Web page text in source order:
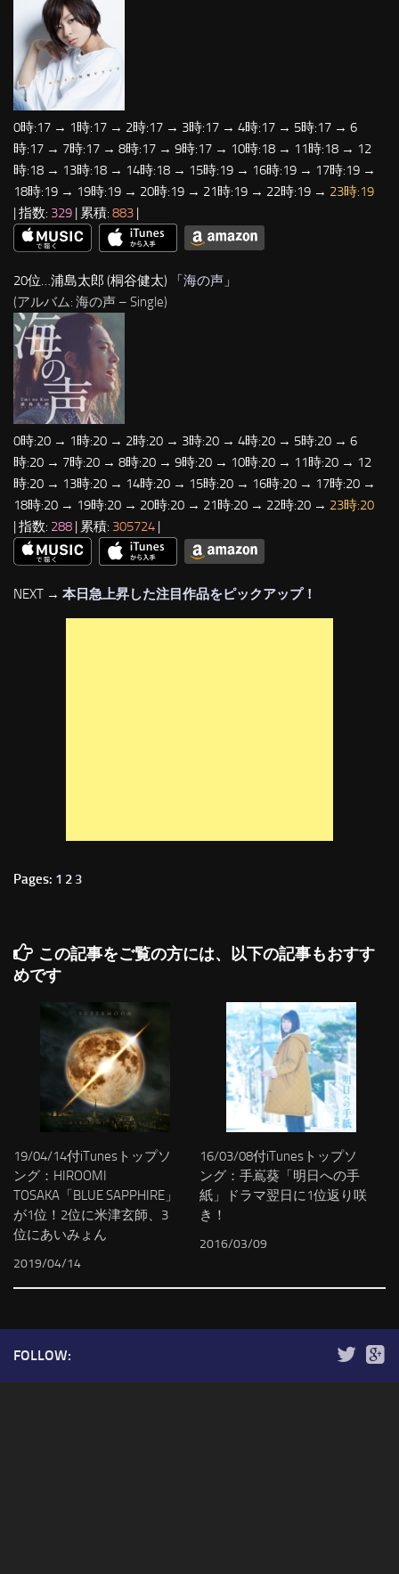
0時:17 → 1時:17 → 2時:17 → 3時:17 → 4時:17 → 5時:17 → 6
時:17 → 7時:17 → 8時:17 → 9時:17 → 10時:18 → 11時:18 → 12
時:18 → 13時:18 → 14時:18 → 15時:19 → 16時:19 → 17時:19 →
18時:19 → 19時:19 → 20時:19 → 21時:19 → 22時:19 → 23時:19
| 指数: 329 | 累積: 883 |
20位…浦島太郎 (桐谷健太) 「海の声 」
(アルバム: 海の声 – Single)
0時:20 → 1時:20 → 2時:20 → 3時:20 → 4時:20 → 5時:20 → 6
時:20 → 7時:20 → 8時:20 → 9時:20 → 10時:20 → 11時:20 → 12
時:20 → 13時:20 → 14時:20 → 15時:20 → 16時:20 → 17時:20 →
18時:20 → 19時:20 → 20時:20 → 21時:20 → 22時:20 → 23時:20
| 指数: 288 | 累積: 305724 |
NEXT → 本日急上昇した注目作品をピックアップ！
Pages: 1 2 3
この記事をご覧の方には、以下の記事もおすす
めです
19/04/14付iTunesトップソ
ング：HIROOMI
TOSAKA「BLUE SAPPHIRE」
が1位！2位に米津玄師、3
位にあいみょん
2019/04/14
16/03/08付iTunesトップソ
ング：手嶌葵「明日への手
紙」ドラマ翌日に1位返り咲
き！
2016/03/09
FOLLOW: